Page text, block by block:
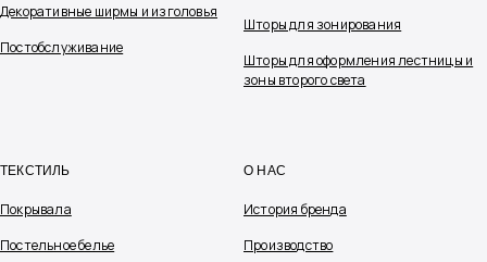
Декоративные ширмы и изголовья
Постобслуживание
Шторы для зонирования
Шторы для оформления лестницы и
зоны второго света
ТЕКСТИЛЬ
Покрывала
Постельное белье
О НАС
История бренда
Производство